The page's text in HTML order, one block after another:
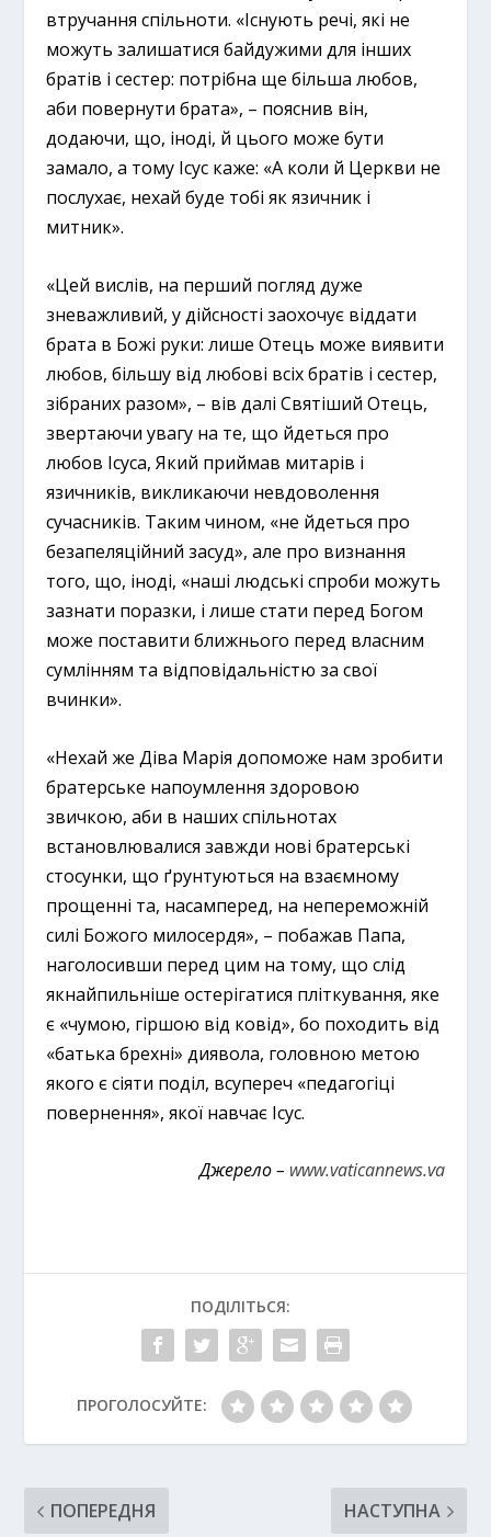
втручання спільноти. «Існують речі, які не
можуть залишатися байдужими для інших
братів і сестер: потрібна ще більша любов,
аби повернути брата», – пояснив він,
додаючи, що, іноді, й цього може бути
замало, а тому Ісус каже: «А коли й Церкви не
послухає, нехай буде тобі як язичник і
митник».
«Цей вислів, на перший погляд дуже
зневажливий, у дійсності заохочує віддати
брата в Божі руки: лише Отець може виявити
любов, більшу від любові всіх братів і сестер,
зібраних разом», – вів далі Святіший Отець,
звертаючи увагу на те, що йдеться про
любов Ісуса, Який приймав митарів і
язичників, викликаючи невдоволення
сучасників. Таким чином, «не йдеться про
безапеляційний засуд», але про визнання
того, що, іноді, «наші людські спроби можуть
зазнати поразки, і лише стати перед Богом
може поставити ближнього перед власним
сумлінням та відповідальністю за свої
вчинки».
«Нехай же Діва Марія допоможе нам зробити
братерське напоумлення здоровою
звичкою, аби в наших спільнотах
встановлювалися завжди нові братерські
стосунки, що ґрунтуються на взаємному
прощенні та, насамперед, на непереможній
силі Божого милосердя», – побажав Папа,
наголосивши перед цим на тому, що слід
якнайпильніше остерігатися пліткування, яке
є «чумою, гіршою від ковід», бо походить від
«батька брехні» диявола, головною метою
якого є сіяти поділ, всупереч «педагогіці
повернення», якої навчає Ісус.
Джерело – www.vaticannews.va
ПОДІЛІТЬСЯ:
ПРОГОЛОСУЙТЕ:
ПОПЕРЕДНЯ НАСТУПНА